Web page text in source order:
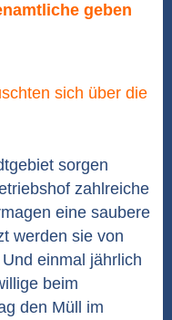
geben
sorgen
zahlreiche
eine saubere
werden sie von
einmal jährlich
beim
den Müll im